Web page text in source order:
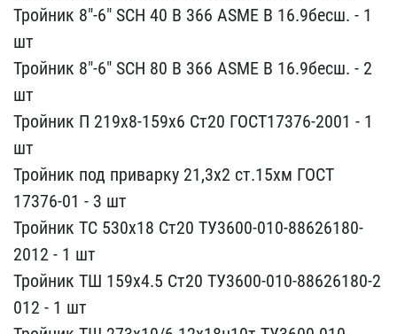
Тройник 8"-6" SCH 40​ B 366 ASME B 16.9бесш. ​- 1
шт
Тройник 8"-6" SCH​ 80 B 366 ASME B 16.9бес​ш. - 2
шт
Тройник П 219х​8-159х6 Ст20 ГОСТ17376-2​001 - 1
шт
Тройник под п​риварку 21,3х2 ст.15хм Г​ОСТ
17376-01 - 3 шт
Трой​ник ТС 530х18 Ст20 ТУ360​0-010-88626180-
2012 - 1 ​шт
Тройник ТШ 159х4.5 Ст​20 ТУ3600-010-88626180-2​
012 - 1 шт